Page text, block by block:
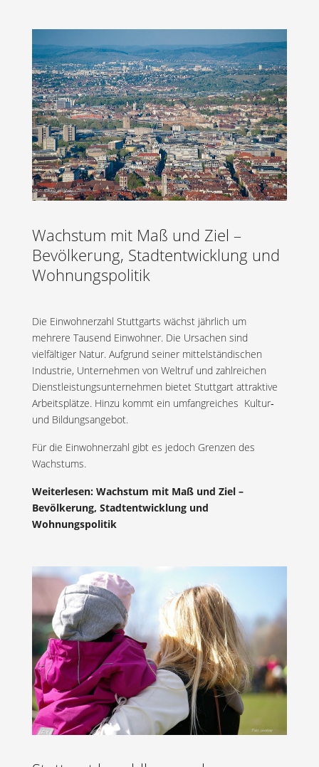
Wachstum mit Maß und Ziel –
Bevölkerung, Stadtentwicklung und
Wohnungspolitik
Die Einwohnerzahl Stuttgarts wächst jährlich um
mehrere Tausend Einwohner. Die Ursachen sind
vielfältiger Natur. Aufgrund seiner mittelständischen
Industrie, Unternehmen von Weltruf und zahlreichen
Dienstleistungsunternehmen bietet Stuttgart attraktive
Arbeitsplätze. Hinzu kommt ein umfangreiches Kultur‐
und Bildungsangebot.
Für die Einwohnerzahl gibt es jedoch Grenzen des
Wachstums.
Weiterlesen: Wachstum mit Maß und Ziel –
Bevölkerung, Stadtentwicklung und
Wohnungspolitik